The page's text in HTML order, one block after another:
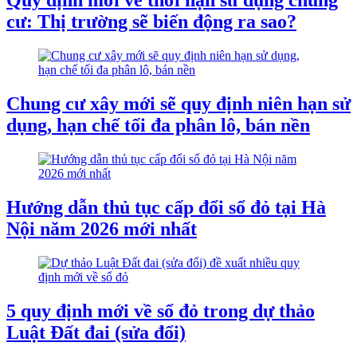
cư: Thị trường sẽ biến động ra sao?
Chung cư xây mới sẽ quy định niên hạn sử
dụng, hạn chế tối đa phân lô, bán nền
Hướng dẫn thủ tục cấp đổi sổ đỏ tại Hà
Nội năm 2026 mới nhất
5 quy định mới về sổ đỏ trong dự thảo
Luật Đất đai (sửa đổi)